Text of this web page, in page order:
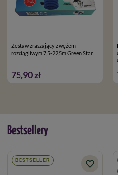
Zestaw zraszający z wężem
rozciągliwym 7,5-22,5m Green Star
75,90 zł
Bestsellery
BESTSELLER